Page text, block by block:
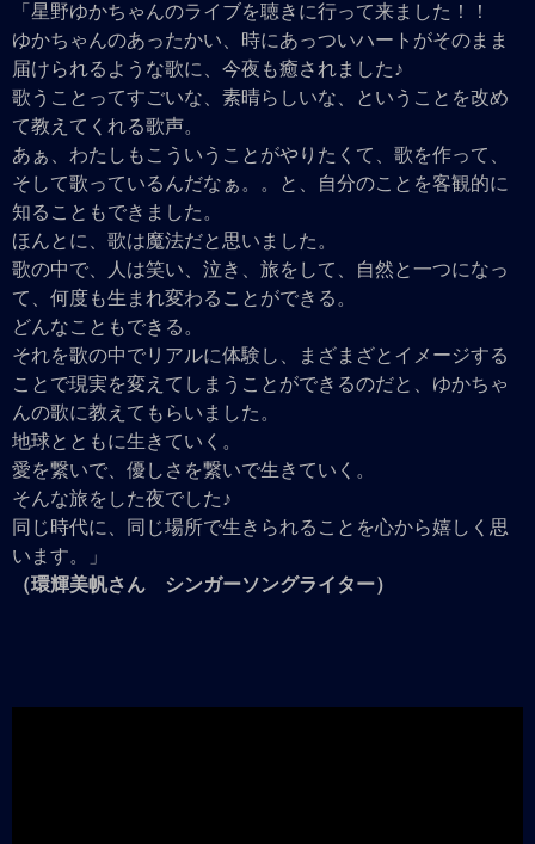
「星野ゆかちゃんのライブを聴きに行って来ました！！
ゆかちゃんのあったかい、時にあっついハートがそのまま
届けられるような歌に、今夜も癒されました♪
歌うことってすごいな、素晴らしいな、ということを改め
て教えてくれる歌声。
あぁ、わたしもこういうことがやりたくて、歌を作って、
そして歌っているんだなぁ。。と、自分のことを客観的に
知ることもできました。
ほんとに、歌は魔法だと思いました。
歌の中で、人は笑い、泣き、旅をして、自然と一つになっ
て、何度も生まれ変わることができる。
どんなこともできる。
それを歌の中でリアルに体験し、まざまざとイメージする
ことで現実を変えてしまうことができるのだと、ゆかちゃ
んの歌に教えてもらいました。
地球とともに生きていく。
愛を繋いで、優しさを繋いで生きていく。
そんな旅をした夜でした♪
同じ時代に、同じ場所で生きられることを心から嬉しく思
います。」
（環輝美帆さん シンガーソングライター）